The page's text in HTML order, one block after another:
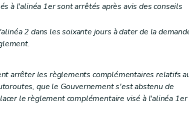
à l'alinéa 1er sont arrêtés après avis des conseils
2 dans les soixante jours à dater de la
arrêter les règlements complémentaires relatifs
que le Gouvernement s'est abstenu de
le règlement complémentaire visé à l'alinéa 1er